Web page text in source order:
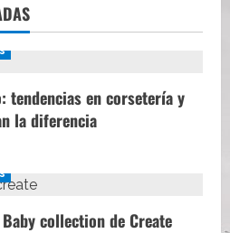
tendencias en corsetería y
la diferencia
collection de Create